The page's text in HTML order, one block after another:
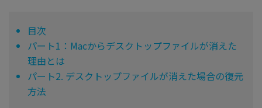
目次
パート1：Macからデスクトップファイルが消えた
理由とは
パート2. デスクトップファイルが消えた場合の復元
方法